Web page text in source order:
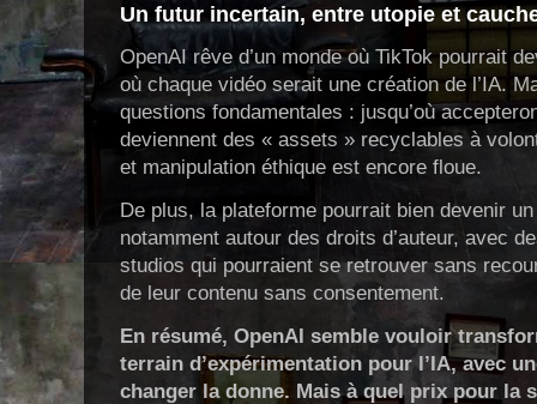
Un futur incertain, entre utopie et
OpenAI rêve d’un monde où TikTok pourrait
où chaque vidéo serait une création de l’IA.
questions fondamentales : jusqu’où
deviennent des « assets » recyclables à
et manipulation éthique est encore floue.
De plus, la plateforme pourrait bien devenir
notamment autour des droits d’auteur, avec
studios qui pourraient se retrouver sans
de leur contenu sans consentement.
En résumé, OpenAI semble vouloir
terrain d’expérimentation pour l’IA, avec
changer la donne. Mais à quel prix pour la